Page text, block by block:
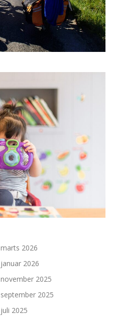
marts 2026
januar 2026
november 2025
september 2025
juli 2025